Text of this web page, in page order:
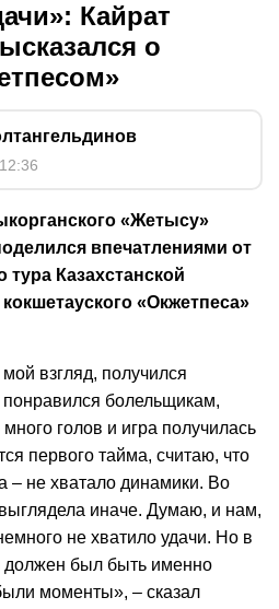
Кайрат
о
12:36
«Жетысу»
впечатлениями от
тура Казахстанской
«Окжетпеса»
взгляд, получился
болельщикам,
голов и игра получилась
первого тайма, считаю, что
– не хватало динамики. Во
иначе. Думаю, и нам,
не хватило удачи. Но в
должен был быть именно
моменты», – сказал